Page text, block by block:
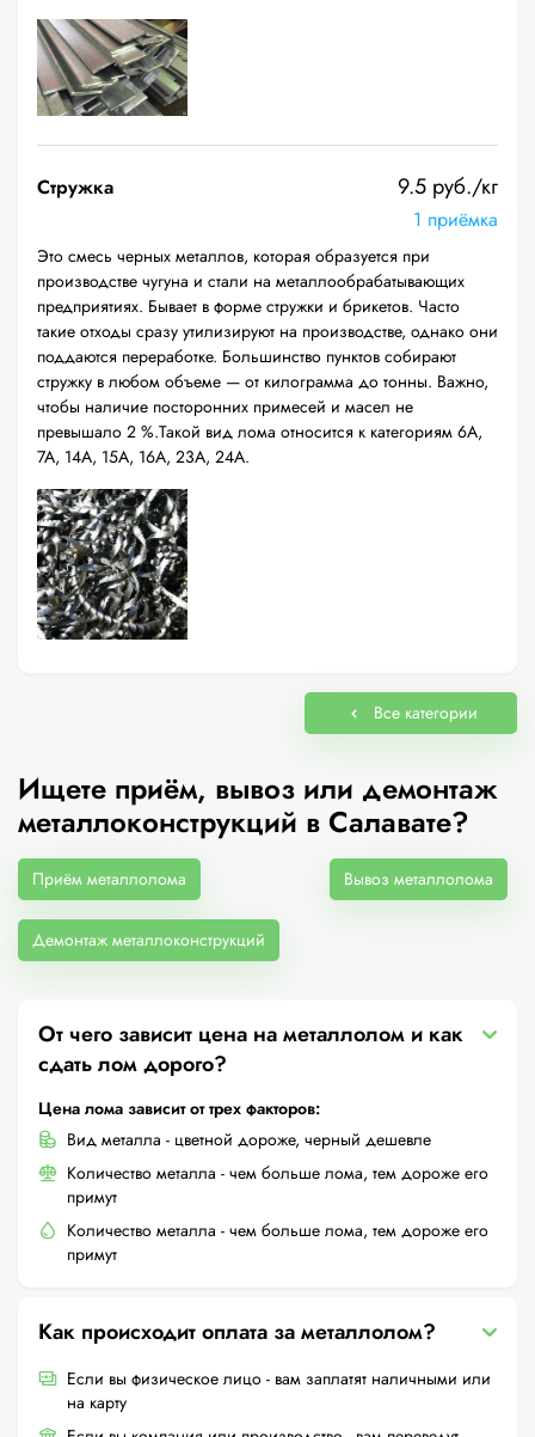
Стружка 9.5 руб./кг
1 приёмка
Это смесь черных металлов, которая образуется при
производстве чугуна и стали на металлообрабатывающих
предприятиях. Бывает в форме стружки и брикетов. Часто
такие отходы сразу утилизируют на производстве, однако они
поддаются переработке. Большинство пунктов собирают
стружку в любом объеме — от килограмма до тонны. Важно,
чтобы наличие посторонних примесей и масел не
превышало 2 %.Такой вид лома относится к категориям 6А,
7А, 14А, 15А, 16А, 23А, 24А.
Все категории
Ищете приём, вывоз или демонтаж
металлоконструкций в Салавате?
Приём металлолома Вывоз металлолома
Демонтаж металлоконструкций
От чего зависит цена на металлолом и как
сдать лом дорого?
Цена лома зависит от трех факторов:
Вид металла - цветной дороже, черный дешевле
Количество металла - чем больше лома, тем дороже его
примут
Количество металла - чем больше лома, тем дороже его
примут
Как происходит оплата за металлолом?
Если вы физическое лицо - вам заплатят наличными или
на карту